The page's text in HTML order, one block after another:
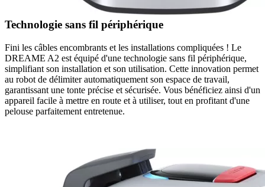
Technologie sans fil périphérique
Fini les câbles encombrants et les installations compliquées ! Le
DREAME A2 est équipé d'une technologie sans fil périphérique,
simplifiant son installation et son utilisation. Cette innovation permet
au robot de délimiter automatiquement son espace de travail,
garantissant une tonte précise et sécurisée. Vous bénéficiez ainsi d'un
appareil facile à mettre en route et à utiliser, tout en profitant d'une
pelouse parfaitement entretenue.